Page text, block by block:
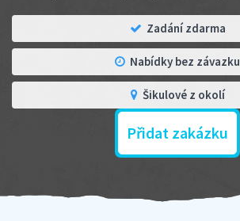
Zadání zdarma
Nabídky bez závazku
Šikulové z okolí
Přidat zakázku